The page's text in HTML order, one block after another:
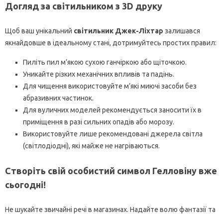
Догляд за світильником з 3D друку
Щоб ваш унікальний світильник Джек-Ліхтар залишався
якнайдовше в ідеальному стані, дотримуйтесь простих правил:
Пиліть пил м’якою сухою ганчіркою або щіточкою.
Уникайте різких механічних впливів та падінь.
Для чищення використовуйте м’які миючі засоби без
абразивних частинок.
Для вуличних моделей рекомендується заносити їх в
приміщення в разі сильних опадів або морозу.
Використовуйте лише рекомендовані джерела світла
(світлодіодні), які майже не нагріваються.
Створіть свій особистий символ Гелловіну вже
сьогодні!
Не шукайте звичайні речі в магазинах. Надайте волю фантазії та